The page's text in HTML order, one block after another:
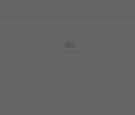
do